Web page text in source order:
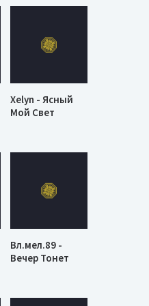
Xelyn - Ясный
Мой Свет
Вл.мел.89 -
Вечер Тонет